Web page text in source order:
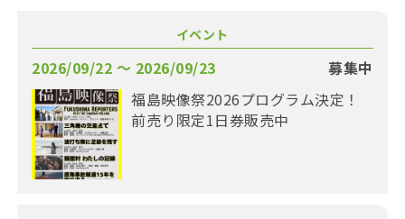
イベント
2026/09/22 〜 2026/09/23
募集中
福島映像祭2026プログラム決定！
前売り限定1日券販売中